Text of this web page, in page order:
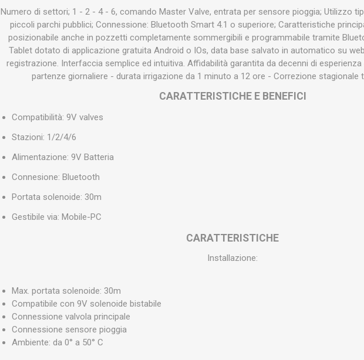
Numero di settori; 1 - 2 - 4 - 6, comando Master Valve, entrata per sensore pioggia; Utilizzo
piccoli parchi pubblici; Connessione: Bluetooth Smart 4.1 o superiore; Caratteristiche
posizionabile anche in pozzetti completamente sommergibili e programmabile tramite
Tablet dotato di applicazione gratuita Android o IOs, data base salvato in automatico su
registrazione. Interfaccia semplice ed intuitiva. Affidabilità garantita da decenni di esperienza
partenze giornaliere - durata irrigazione da 1 minuto a 12 ore - Correzione stagionale
CARATTERISTICHE E BENEFICI
Compatibilità: 9V valves
Stazioni: 1/2/4/6
Alimentazione: 9V Batteria
Connesione: Bluetooth
Portata solenoide: 30m
Gestibile via: Mobile-PC
CARATTERISTICHE
Installazione:
Max. portata solenoide: 30m
Compatibile con 9V solenoide bistabile
Connessione valvola principale
Connessione sensore pioggia
Ambiente: da 0° a 50° C